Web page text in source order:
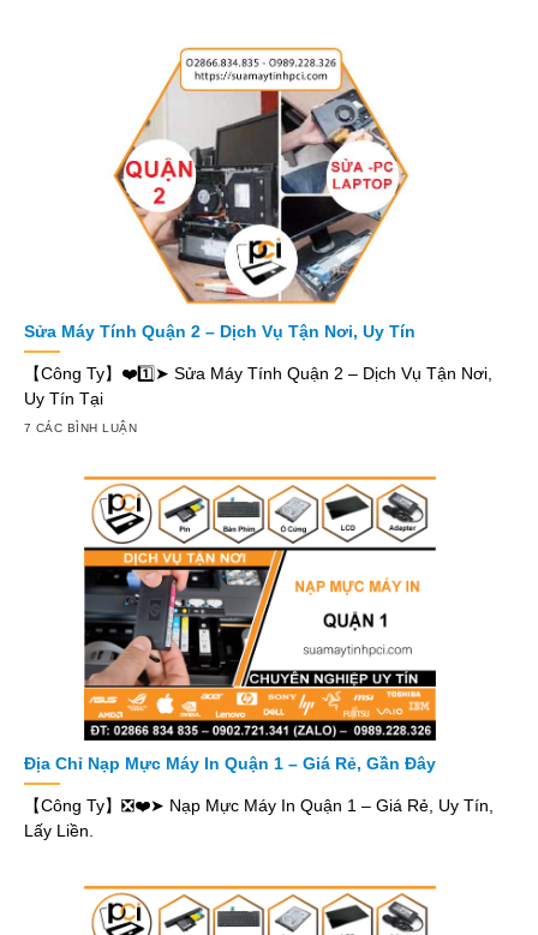
Sửa Máy Tính Quận 2 – Dịch Vụ Tận Nơi, Uy Tín
【Công Ty】❤️1️⃣➤ Sửa Máy Tính Quận 2 – Dịch Vụ Tận Nơi,
Uy Tín Tại
7 CÁC BÌNH LUẬN
Địa Chỉ Nạp Mực Máy In Quận 1 – Giá Rẻ, Gần Đây
【Công Ty】❎❤️➤ Nạp Mực Máy In Quận 1 – Giá Rẻ, Uy Tín,
Lấy Liền.